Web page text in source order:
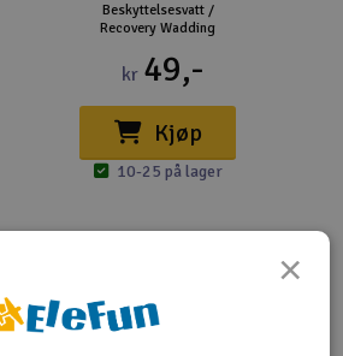
Beskyttelsesvatt /
Recovery Wadding
kr 49,-
Kjøp
10-25 på lager
×